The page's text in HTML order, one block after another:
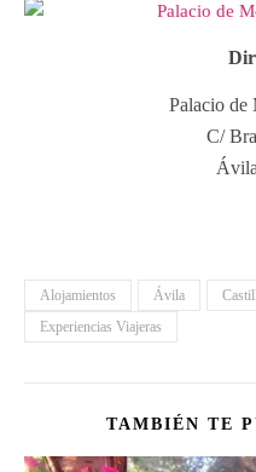
Palacio de
C/
Alojamientos Ávila
Experiencias Viajeras
TAMBIÉN TE